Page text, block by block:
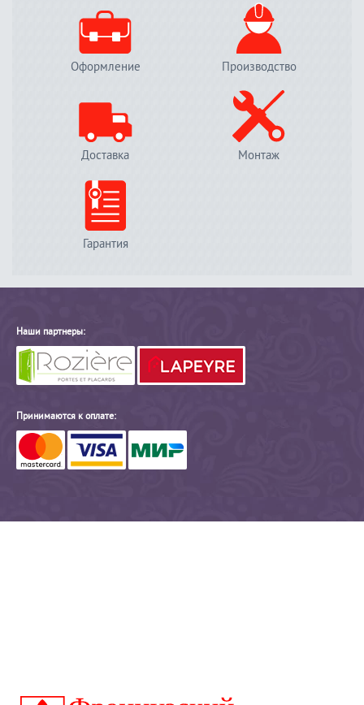
Оформление Производство
Доставка Монтаж
Гарантия
Наши партнеры:
Принимаются к оплате: